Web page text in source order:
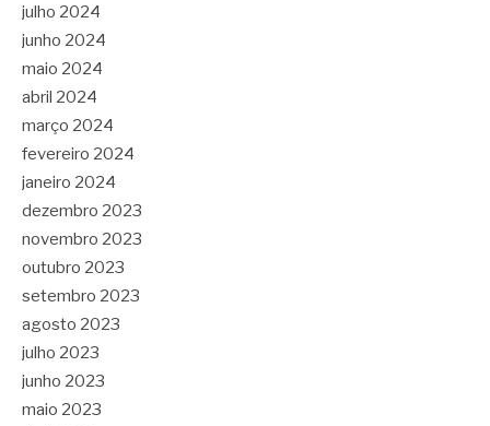
julho 2024
junho 2024
maio 2024
abril 2024
março 2024
fevereiro 2024
janeiro 2024
dezembro 2023
novembro 2023
outubro 2023
setembro 2023
agosto 2023
julho 2023
junho 2023
maio 2023